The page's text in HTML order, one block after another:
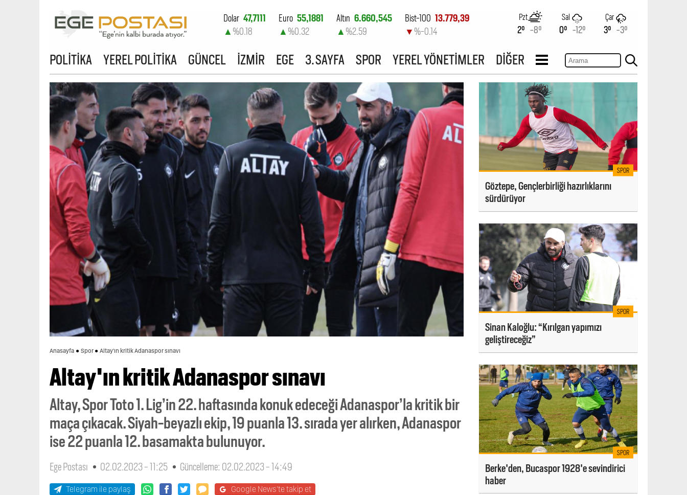
Dolar 47,7111
▲ %0.18
Euro 55,1881
▲ %0.32
Altın 6.660,545
▲ %2.59
Bist-100 13.779,39
▼ %-0.14
Pzt
2° -8°
Sal
0° -12°
Çar
3° -3°
POLİTİKA YEREL POLİTİKA GÜNCEL İZMİR EGE 3. SAYFA SPOR YEREL YÖNETİMLER DİĞER
Anasayfa Spor Altay'ın kritik Adanaspor sınavı
Altay'ın kritik Adanaspor sınavı
Altay, Spor Toto 1. Lig’in 22. haftasında konuk edeceği Adanaspor’la kritik bir
maça çıkacak. Siyah-beyazlı ekip, 19 puanla 13. sırada yer alırken, Adanaspor
ise 22 puanla 12. basamakta bulunuyor.
Ege Postası 02.02.2023 - 11:25 Güncelleme: 02.02.2023 - 14:49
Telegram ile paylaş Google News'te takip et
SPOR
Göztepe, Gençlerbirliği hazırlıklarını
sürdürüyor
SPOR
Sinan Kaloğlu: “Kırılgan yapımızı
geliştireceğiz”
SPOR
Berke'den, Bucaspor 1928'e sevindirici
haber